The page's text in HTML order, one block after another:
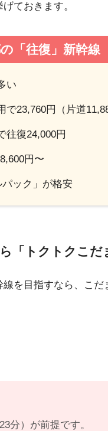
ておきます。
「往復」新幹線
い
23,760円（片道
往復24,000円
円〜
ック」が格安
「トクトクこだ
を目指すなら、こだ
分）が前提です。